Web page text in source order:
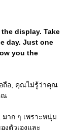
display. Take
day. Just one
you the
ถือ, คุณไม่รู้ว่าคุณ
ณ
าก ๆ เพราะหนุ่ม
งตัวเองและ